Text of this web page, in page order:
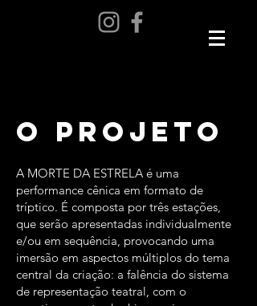
o projeto
A MORTE DA ESTRELA é uma
performance cênica em formato de
tríptico. É composta por três estações,
que serão apresentadas individualmente
e/ou em sequência, provocando uma
imersão em aspectos múltiplos do tema
central da criação: a falência do sistema
de representação teatral, com o